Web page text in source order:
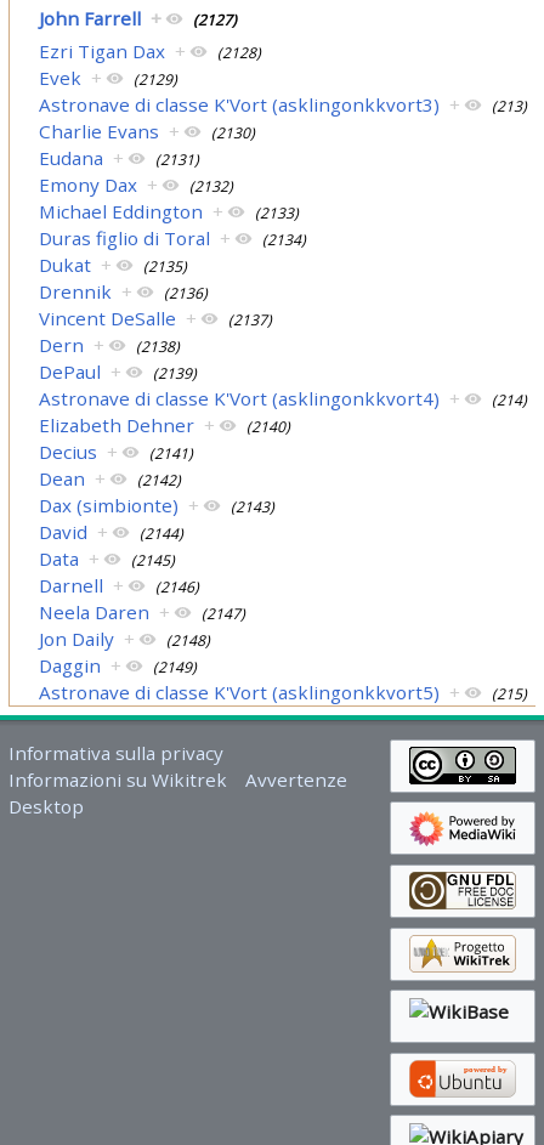
John Farrell + (2127)
Ezri Tigan Dax + (2128)
Evek + (2129)
Astronave di classe K'Vort (asklingonkkvort3) + (213)
Charlie Evans + (2130)
Eudana + (2131)
Emony Dax + (2132)
Michael Eddington + (2133)
Duras figlio di Toral + (2134)
Dukat + (2135)
Drennik + (2136)
Vincent DeSalle + (2137)
Dern + (2138)
DePaul + (2139)
Astronave di classe K'Vort (asklingonkkvort4) + (214)
Elizabeth Dehner + (2140)
Decius + (2141)
Dean + (2142)
Dax (simbionte) + (2143)
David + (2144)
Data + (2145)
Darnell + (2146)
Neela Daren + (2147)
Jon Daily + (2148)
Daggin + (2149)
Astronave di classe K'Vort (asklingonkkvort5) + (215)
Informativa sulla privacy
Informazioni su Wikitrek
Avvertenze
Desktop